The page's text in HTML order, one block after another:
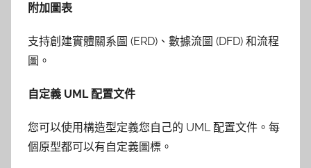
附加圖表
支持創建實體關系圖 (ERD)、數據流圖 (DFD) 和流程
圖。
自定義 UML 配置文件
您可以使用構造型定義您自己的 UML 配置文件。每
個原型都可以有自定義圖標。